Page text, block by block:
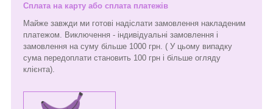
Сплата на карту або сплата платежів
Майже завжди ми готові надіслати замовлення накладеним
платежом. Виключення - індивідуальні замовлення і
замовлення на суму більше 1000 грн. ( У цьому випадку
сума передоплати становить 100 грн і більше огляду
клієнта).